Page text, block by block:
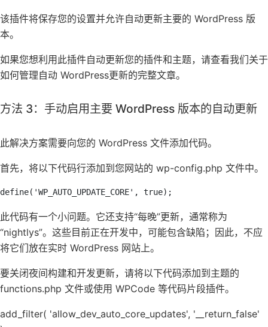
该插件将保存您的设置并允许自动更新主要的 WordPress 版
本。
如果您想利用此插件自动更新您的插件和主题，请查看我们关于
如何管理自动 WordPress更新的完整文章。
方法 3：手动启用主要 WordPress 版本的自动更新
此解决方案需要向您的 WordPress 文件添加代码。
首先，将以下代码行添加到您网站的 wp-config.php 文件中。
define('WP_AUTO_UPDATE_CORE', true);
此代码有一个小问题。它还支持“每晚”更新，通常称为
“nightlys”。这些目前正在开发中，可能包含缺陷；因此，不应
将它们放在实时 WordPress 网站上。
要关闭夜间构建和开发更新，请将以下代码添加到主题的
functions.php 文件或使用 WPCode 等代码片段插件。
add_filter( 'allow_dev_auto_core_updates', '__return_false'